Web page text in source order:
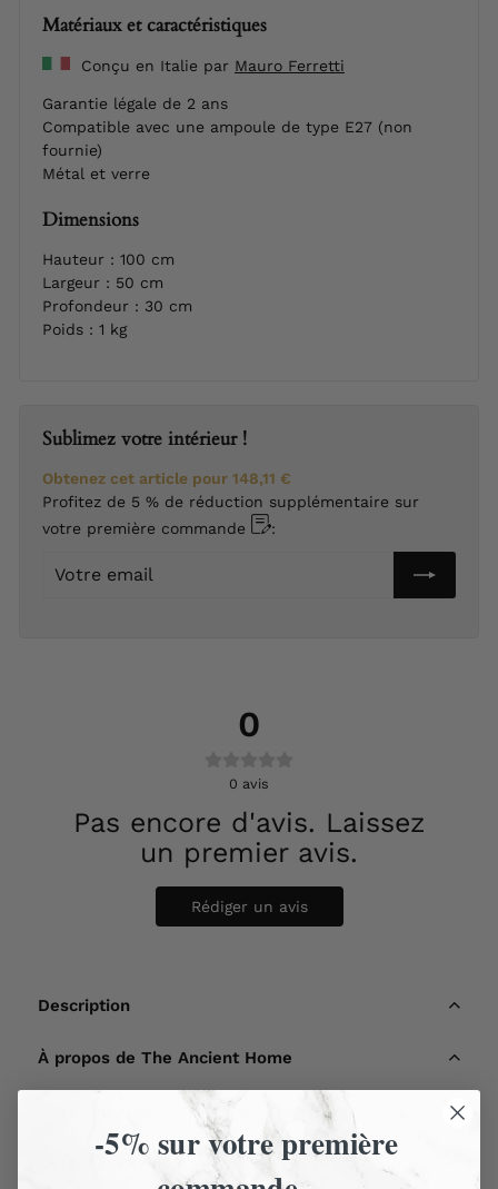
Matériaux et caractéristiques
Conçu en Italie par Mauro Ferretti
Garantie légale de 2 ans
Compatible avec une ampoule de type E27 (non
fournie)
Métal et verre
Dimensions
Hauteur : 100 cm
Largeur : 50 cm
Profondeur : 30 cm
Poids : 1 kg
Sublimez votre intérieur !
Obtenez cet article pour 148,11 €
Profitez de 5 % de réduction supplémentaire sur
votre première commande
:
Votre
0
0 avis
Pas encore d'avis. Laissez
un premier avis.
Rédiger un avis
Description
À propos de The Ancient Home
Livraison assurée - Articles fragiles
-5% sur votre première